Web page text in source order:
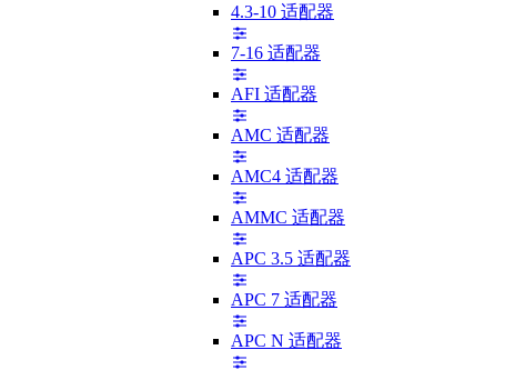
4.3-10 适配器
7-16 适配器
AFI 适配器
AMC 适配器
AMC4 适配器
AMMC 适配器
APC 3.5 适配器
APC 7 适配器
APC N 适配器